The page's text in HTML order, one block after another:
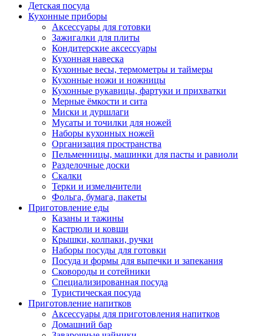
Детская посуда
Кухонные приборы
Аксессуары для готовки
Зажигалки для плиты
Кондитерские аксессуары
Кухонная навеска
Кухонные весы, термометры и таймеры
Кухонные ножи и ножницы
Кухонные рукавицы, фартуки и прихватки
Мерные ёмкости и сита
Миски и дуршлаги
Мусаты и точилки для ножей
Наборы кухонных ножей
Организация пространства
Пельменницы, машинки для пасты и равиоли
Разделочные доски
Скалки
Терки и измельчители
Фольга, бумага, пакеты
Приготовление еды
Казаны и тажины
Кастрюли и ковши
Крышки, колпаки, ручки
Наборы посуды для готовки
Посуда и формы для выпечки и запекания
Сковороды и сотейники
Специализированная посуда
Туристическая посуда
Приготовление напитков
Аксессуары для приготовления напитков
Домашний бар